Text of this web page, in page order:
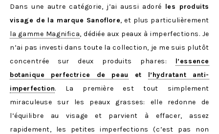
Dans une autre catégorie, j’ai aussi adoré les produits
visage de la marque Sanoflore, et plus particulièrement
la gamme Magnifica, dédiée aux peaux à imperfections. Je
n’ai pas investi dans toute la collection, je me suis plutôt
concentrée sur deux produits phares: l’essence
botanique perfectrice de peau
et l’hydratant anti-
imperfection. La première est tout simplement
miraculeuse sur les peaux grasses: elle redonne de
l’équilibre au visage et parvient à effacer, assez
rapidement, les petites imperfections (c’est pas non